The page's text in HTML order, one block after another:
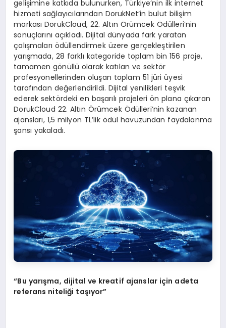
gelişimine katkıda bulunurken, Türkiye’nin ilk internet
hizmeti sağlayıcılarından DorukNet’in bulut bilişim
markası DorukCloud, 22. Altın Örümcek Ödülleri’nin
sonuçlarını açıkladı. Dijital dünyada fark yaratan
çalışmaları ödüllendirmek üzere gerçekleştirilen
yarışmada, 28 farklı kategoride toplam bin 156 proje,
tamamen gönüllü olarak katılan ve sektör
profesyonellerinden oluşan toplam 51 jüri üyesi
tarafından değerlendirildi. Dijital yenilikleri teşvik
ederek sektördeki en başarılı projeleri ön plana çıkaran
DorukCloud 22. Altın Örümcek Ödülleri’nin kazanan
ajansları, 1,5 milyon TL’lik ödül havuzundan faydalanma
şansı yakaladı.
“Bu yarışma, dijital ve kreatif ajanslar için adeta
referans niteliği taşıyor”